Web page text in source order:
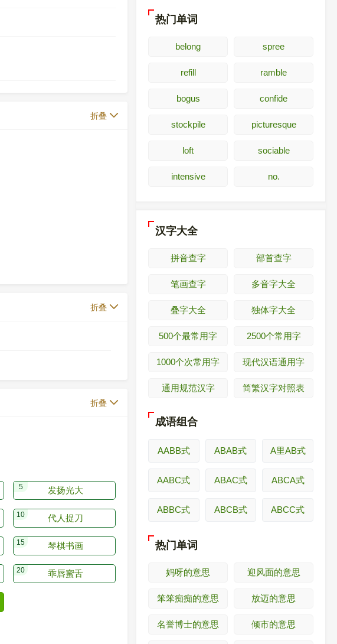
折叠
折叠
折叠
发扬光大
代人捉刀
琴棋书画
乖唇蜜舌
热门单词
belong spree
refill ramble
bogus confide
stockpile picturesque
loft sociable
intensive no.
汉字大全
拼音查字 部首查字
笔画查字 多音字大全
叠字大全 独体字大全
500个最常用字 2500个常用字
1000个次常用字 现代汉语通用字
通用规范汉字 简繁汉字对照表
成语组合
AABB式 ABAB式 A里AB式
AABC式 ABAC式 ABCA式
ABBC式 ABCB式 ABCC式
热门单词
妈呀的意思 迎风面的意思
笨笨痴痴的意思 放迈的意思
名誉博士的意思 倾市的意思